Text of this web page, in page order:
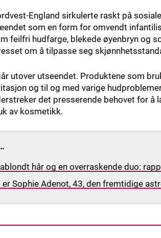
England sirkulerte raskt på
som en form for omvendt
feilfri hudfarge, blekede øyenbryn og
om å tilpasse seg
utover utseendet. Produktene som
og til og med varige
det presserende behovet for
av kosmetikk.
hår og en overraskende duo:
er Sophie Adenot, 43, den fremtidige